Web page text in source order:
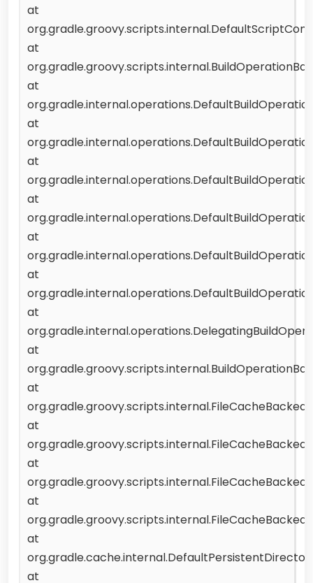
at
at
at
at
at
at
at
at
at
at
at
at
at
at
at
at